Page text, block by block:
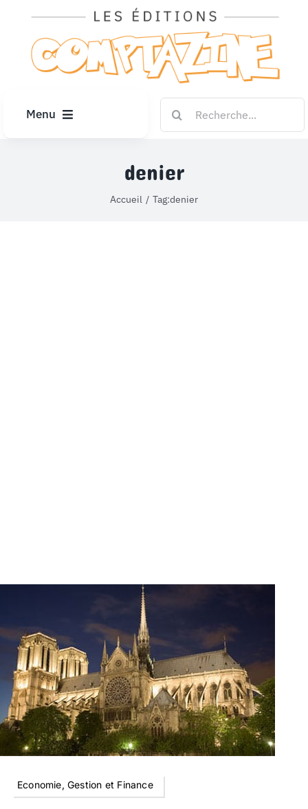
contenu
Menu
denier
Accueil Tag:denier
Economie, Gestion et Finance